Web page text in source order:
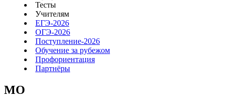
Тесты
Учителям
ЕГЭ-2026
ОГЭ-2026
Поступление-2026
Обучение за рубежом
Профориентация
Партнёры
MO